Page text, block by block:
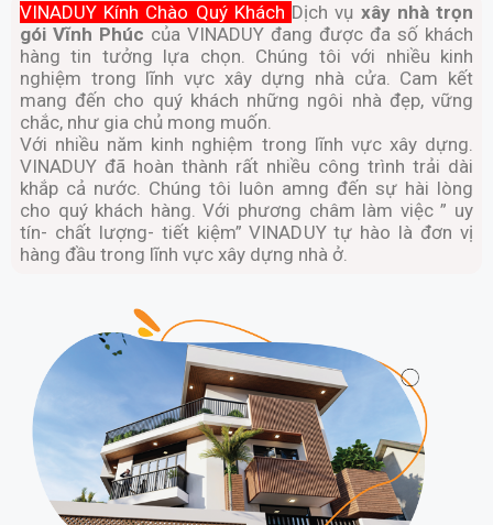
VINADUY Kính Chào Quý Khách Dịch vụ xây nhà trọn
gói Vĩnh Phúc của VINADUY đang được đa số khách
hàng tin tưởng lựa chọn. Chúng tôi với nhiều kinh
nghiệm trong lĩnh vực xây dựng nhà cửa. Cam kết
mang đến cho quý khách những ngôi nhà đẹp, vững
chắc, như gia chủ mong muốn.
Với nhiều năm kinh nghiệm trong lĩnh vực xây dựng.
VINADUY đã hoàn thành rất nhiều công trình trải dài
khắp cả nước. Chúng tôi luôn amng đến sự hài lòng
cho quý khách hàng. Với phương châm làm việc ” uy
tín- chất lượng- tiết kiệm” VINADUY tự hào là đơn vị
hàng đầu trong lĩnh vực xây dựng nhà ở.